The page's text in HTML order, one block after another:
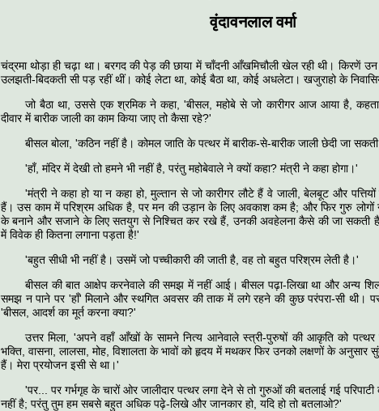
वृंदावनलाल वर्मा
चंद्रमा थोड़ा ही चढ़ा था। बरगद की पेड़ की छाया में चाँदनी आँखमिचौली खेल रही थी। किरणें उन
उलझती-बिदकती सी पड़ रहीं थीं। कोई लेटा था, कोई बैठा था, कोई अधलेटा। खजुराहो के
जो बैठा था, उससे एक श्रमिक ने कहा, 'बीसल, महोबे से जो कारीगर आज आया है, कहता
दीवार में बारीक जाली का काम किया जाए तो कैसा रहे?'
बीसल बोला, 'कठिन नहीं है। कोमल जाति के पत्थर में बारीक-से-बारीक जाली छेदी जा
'हाँ, मंदिर में देखी तो हमने भी नहीं है, परंतु महोबेवाले ने क्यों कहा? मंत्री ने कहा होगा।'
'मंत्री ने कहा हो या न कहा हो, मुल्तान से जो कारीगर लौटे हैं वे जाली, बेलबूट और
हैं। उस काम में परिश्रम अधिक है, पर मन की उड़ान के लिए अवकाश कम है; और फिर गुरु लोगों ने
के बनाने और सजाने के लिए सतयुग से निश्चित कर रखे हैं, उनकी अवहेलना कैसे की जा सकती
में विवेक ही कितना लगाना पड़ता है!'
'बहुत सीधी भी नहीं है। उसमें जो पच्चीकारी की जाती है, वह तो बहुत परिश्रम लेती है।'
बीसल की बात आक्षेप करनेवाले की समझ में नहीं आई। बीसल पढ़ा-लिखा था और अन्य
समझ न पाने पर 'हाँ' मिलाने और स्थगित अवसर की ताक में लगे रहने की कुछ परंपरा-सी थी।
'बीसल, आदर्श का मूर्त करना क्या?'
उत्तर मिला, 'अपने वहाँ आँखों के सामने नित्य आनेवाले स्त्री-पुरुषों की आकृति को पत्थर
भक्ति, वासना, लालसा, मोह, विशालता के भावों को हृदय में मथकर फिर उनको लक्षणों के अनुसार
हैं। मेरा प्रयोजन इसी से था।'
'पर... पर गर्भगृह के चारों ओर जालीदार पत्थर लगा देने से तो गुरुओं की बतलाई गई परिपाटी
नहीं है; परंतु तुम हम सबसे बहुत अधिक पढ़े-लिखे और जानकार हो, यदि हो तो बतलाओ?'